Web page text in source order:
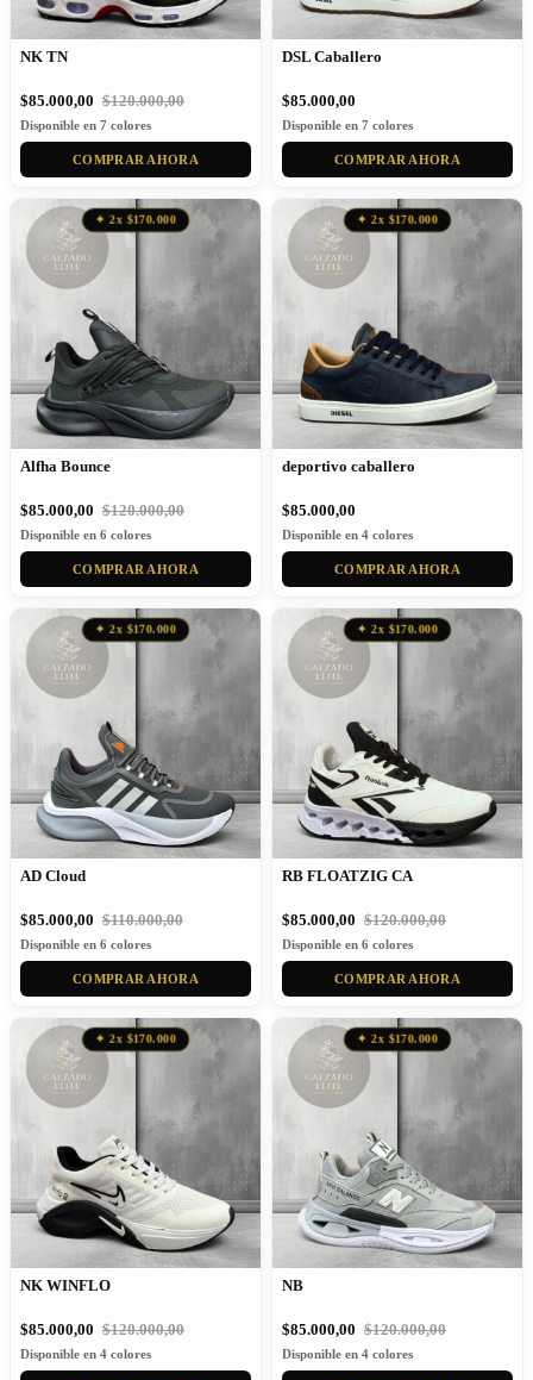
NK TN
$85.000,00 $120.000,00
Disponible en 7 colores
COMPRAR AHORA
DSL Caballero
$85.000,00
Disponible en 7 colores
COMPRAR AHORA
✦ 2x $170.000
Alfha Bounce
$85.000,00 $120.000,00
Disponible en 6 colores
COMPRAR AHORA
✦ 2x $170.000
deportivo caballero
$85.000,00
Disponible en 4 colores
COMPRAR AHORA
✦ 2x $170.000
AD Cloud
$85.000,00 $110.000,00
Disponible en 6 colores
COMPRAR AHORA
✦ 2x $170.000
RB FLOATZIG CA
$85.000,00 $120.000,00
Disponible en 6 colores
COMPRAR AHORA
✦ 2x $170.000
NK WINFLO
$85.000,00 $120.000,00
Disponible en 4 colores
✦ 2x $170.000
NB
$85.000,00 $120.000,00
Disponible en 4 colores